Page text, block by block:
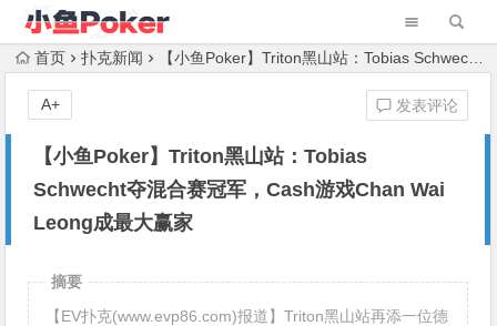
首页 扑克新闻 【小鱼Poker】Triton黑山站：Tobias Schwecht夺混合赛冠军，Cash游戏Chan Wai Leong成最大赢家
【小鱼Poker】Triton黑山站：Tobias
Schwecht夺混合赛冠军，Cash游戏Chan Wai
Leong成最大赢家
发表评论
A+
摘要
【EV扑克(www.evp86.com)报道】Triton黑山站再添一位德